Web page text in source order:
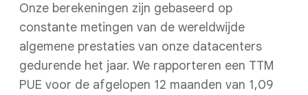
Onze berekeningen zijn gebaseerd op
constante metingen van de wereldwijde
algemene prestaties van onze datacenters
gedurende het jaar. We rapporteren een TTM
PUE voor de afgelopen 12 maanden van 1,09